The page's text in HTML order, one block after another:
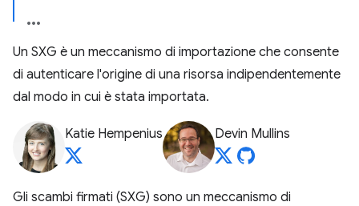
Un SXG è un meccanismo di importazione che consente
di autenticare l'origine di una risorsa indipendentemente
dal modo in cui è stata importata.
Katie Hempenius Devin Mullins
Gli scambi firmati (SXG) sono un meccanismo di